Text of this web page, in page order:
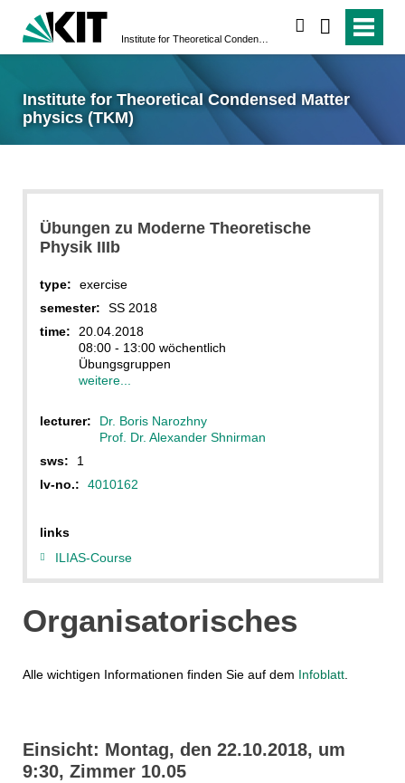
Institute for Theoretical Condensed Matter
physics (TKM)
Übungen zu Moderne Theoretische
Physik IIIb
type:
exercise
semester:
SS 2018
time:
20.04.2018
08:00 - 13:00 wöchentlich
Übungsgruppen
weitere...
lecturer:
Dr. Boris Narozhny
Prof. Dr. Alexander Shnirman
sws:
1
lv-no.:
4010162
links
ILIAS-Course
Organisatorisches
Alle wichtigen Informationen finden Sie auf dem Infoblatt.
Einsicht: Montag, den 22.10.2018, um
9:30, Zimmer 10.05